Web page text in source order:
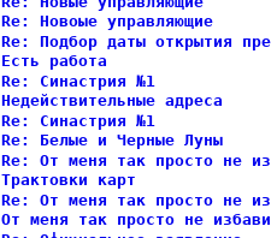
Re: Новоые
Re: Подбор даты открытия
Есть
Re:
Недействительные
Re:
Re: Белые и Черные
Re: От меня так просто не
Трактовки
Re: От меня так просто не
От меня так просто не